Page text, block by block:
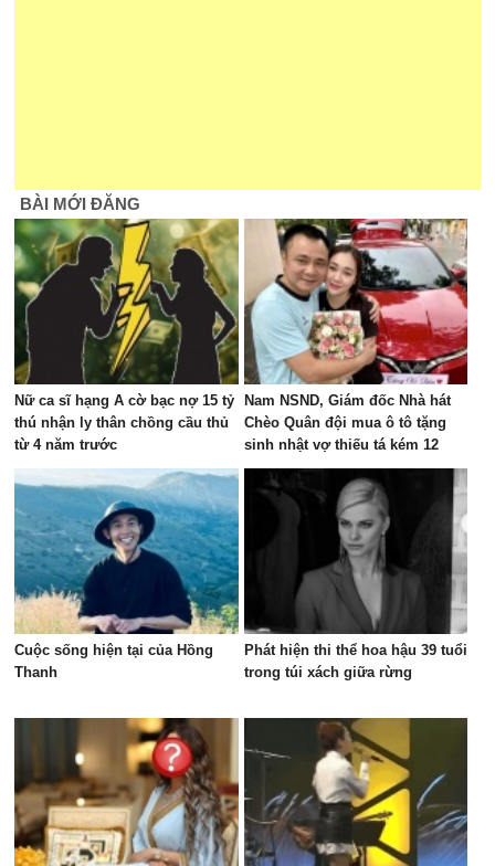
BÀI MỚI ĐĂNG
Nữ ca sĩ hạng A cờ bạc nợ 15 tỷ
thú nhận ly thân chồng cầu thủ
từ 4 năm trước
Nam NSND, Giám đốc Nhà hát
Chèo Quân đội mua ô tô tặng
sinh nhật vợ thiếu tá kém 12
tuổi
Cuộc sống hiện tại của Hồng
Thanh
Phát hiện thi thể hoa hậu 39 tuổi
trong túi xách giữa rừng